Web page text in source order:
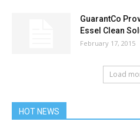
GuarantCo
Essel Clean
February 17, 2015
Load
HOT NEWS